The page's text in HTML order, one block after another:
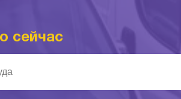
сейчас